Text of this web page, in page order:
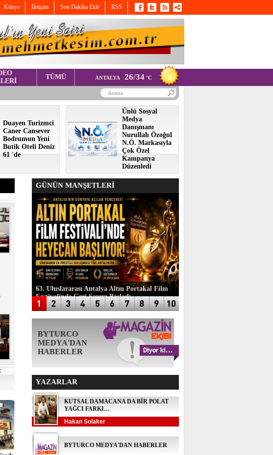
Künye İletişim Son Dakika Ekle RSS
TÜMÜ ANTALYA 26/34 °C
Duayen Turizmci
Caner Cansever
Bodrumun Yeni
Butik Oteli Deniz
61 'de
Ünlü Sosyal
Medya
Danışmanı
Nurullah Özoğul
N.Ö. Markasıyla
Çok Özel
Kampanya
Düzenledi
GÜNÜN MANŞETLERİ
63. Uluslararası Antalya Altın Portakal Film
Festivalinde Geri Sayım Başladı
BYTURCO
MEDYA'DAN
HABERLER
YAZARLAR
KUTSAL DAMACANA DA BİR POLAT
YAĞCI FARKI…
Hakan Solaker
BYTURCO MEDYA'DAN HABERLER